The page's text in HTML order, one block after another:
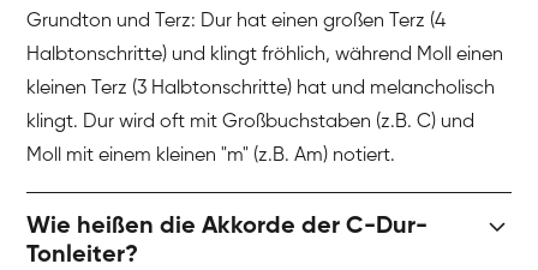
Grundton und Terz: Dur hat einen großen Terz (4
Halbtonschritte) und klingt fröhlich, während Moll einen
kleinen Terz (3 Halbtonschritte) hat und melancholisch
klingt. Dur wird oft mit Großbuchstaben (z.B. C) und
Moll mit einem kleinen "m" (z.B. Am) notiert.
Wie heißen die Akkorde der C-Dur-
Tonleiter?